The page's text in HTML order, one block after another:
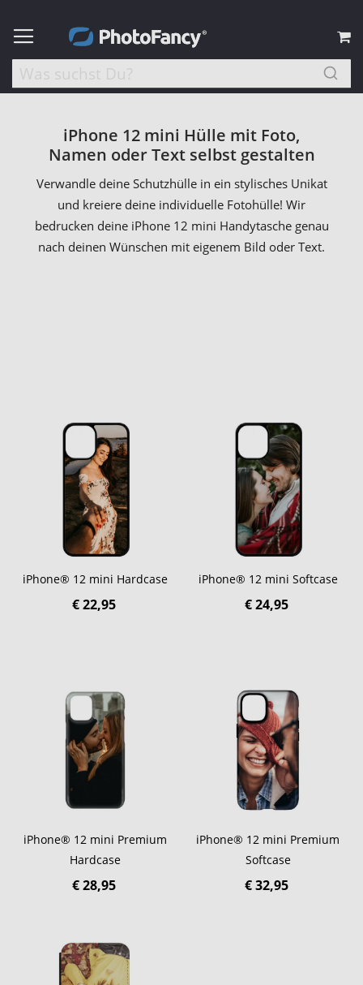
iPhone 12 mini Hülle mit Foto,
Namen oder Text selbst gestalten
Verwandle deine Schutzhülle in ein stylisches Unikat
und kreiere deine individuelle Fotohülle! Wir
bedrucken deine iPhone 12 mini Handytasche genau
nach deinen Wünschen mit eigenem Bild oder Text.
iPhone® 12 mini Hardcase
€ 22,95
iPhone® 12 mini Softcase
€ 24,95
iPhone® 12 mini Premium
Hardcase
€ 28,95
iPhone® 12 mini Premium
Softcase
€ 32,95